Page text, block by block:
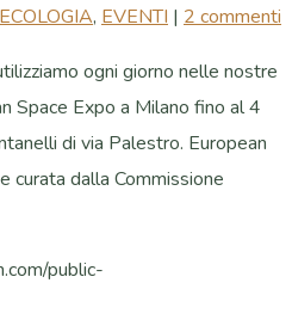
ECOLOGIA, EVENTI | 2 commenti
ogni giorno nelle nostre
Space Expo a Milano fino al 4
di via Palestro. European
curata dalla Commissione